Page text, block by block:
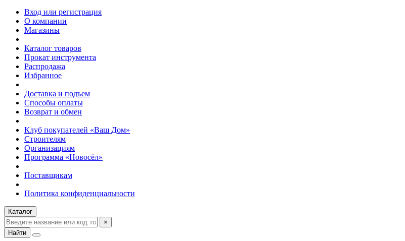
Вход или регистрация
О компании
Магазины
Каталог товаров
Прокат инструмента
Распродажа
Избранное
Доставка и подъем
Способы оплаты
Возврат и обмен
Клуб покупателей «Ваш Дом»
Строителям
Организациям
Программа «Новосёл»
Поставщикам
Политика конфиденциальности
Каталог
×
Найти